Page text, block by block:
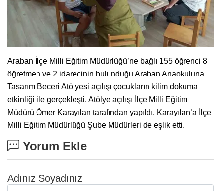
Araban İlçe Milli Eğitim Müdürlüğü’ne bağlı 155 öğrenci 8
öğretmen ve 2 idarecinin bulunduğu Araban Anaokuluna
Tasarım Beceri Atölyesi açılışı çocukların kilim dokuma
etkinliği ile gerçekleşti. Atölye açılışı İlçe Milli Eğitim
Müdürü Ömer Karayılan tarafından yapıldı. Karayılan’a İlçe
Milli Eğitim Müdürlüğü Şube Müdürleri de eşlik etti.
Yorum Ekle
Adınız Soyadınız